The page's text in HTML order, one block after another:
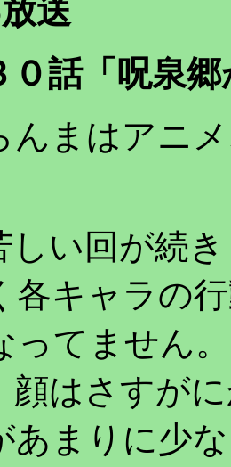
送
０話「呪泉
まはアニ
い回が続
キャラの
てません。
はさすが
あまりに少